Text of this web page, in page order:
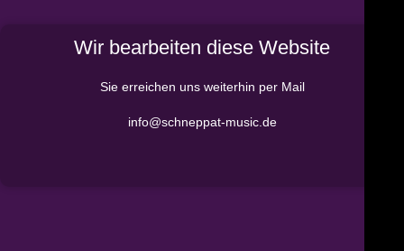
Wir bearbeiten diese Website
Sie erreichen uns weiterhin per Mail
info@schneppat-music.de